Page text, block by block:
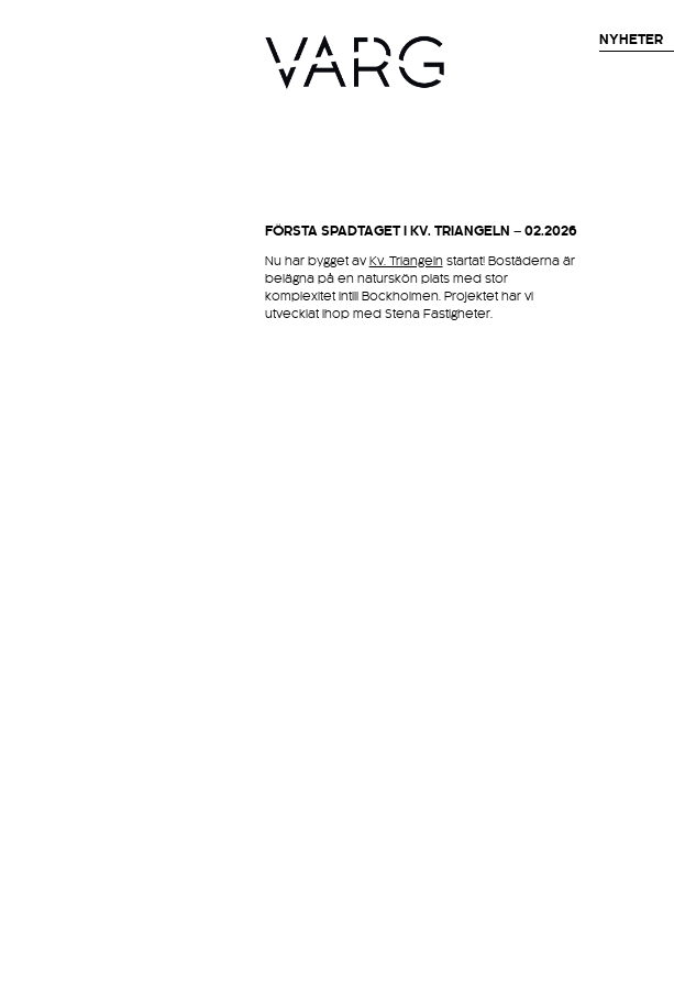
NYHETER
FÖRSTA SPADTAGET I KV. TRIANGELN – 02.2026
Nu har bygget av Kv. Triangelnstartat! Bostäderna är
belägna på en naturskön plats med stor
komplexitet intill Bockholmen. Projektet har vi
utvecklat ihop med Stena Fastigheter.